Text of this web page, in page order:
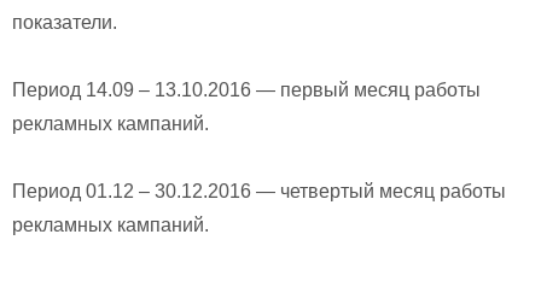
показатели.
Период 14.09 – 13.10.2016 — первый месяц работы
рекламных кампаний.
Период 01.12 – 30.12.2016 — четвертый месяц работы
рекламных кампаний.